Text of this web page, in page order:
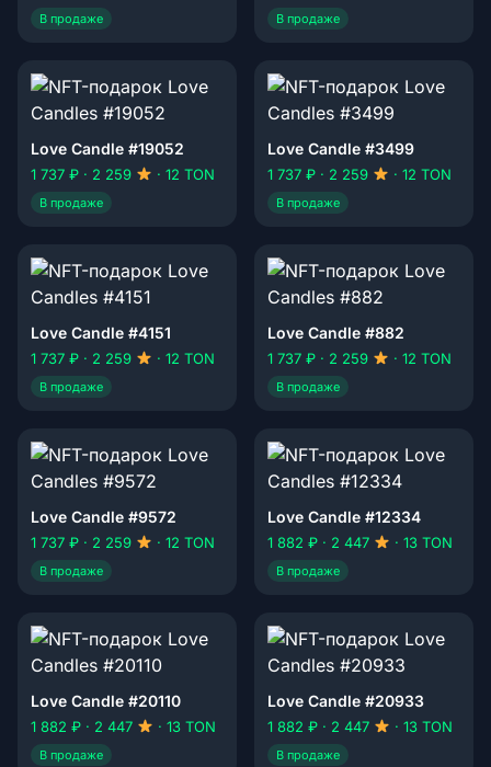
В продаже В продаже
Love Candle #19052
1 737 ₽ · 2 259 · 12 TON
В продаже
Love Candle #3499
1 737 ₽ · 2 259 · 12 TON
В продаже
Love Candle #4151
1 737 ₽ · 2 259 · 12 TON
В продаже
Love Candle #882
1 737 ₽ · 2 259 · 12 TON
В продаже
Love Candle #9572
1 737 ₽ · 2 259 · 12 TON
В продаже
Love Candle #12334
1 882 ₽ · 2 447 · 13 TON
В продаже
Love Candle #20110
1 882 ₽ · 2 447 · 13 TON
В продаже
Love Candle #20933
1 882 ₽ · 2 447 · 13 TON
В продаже